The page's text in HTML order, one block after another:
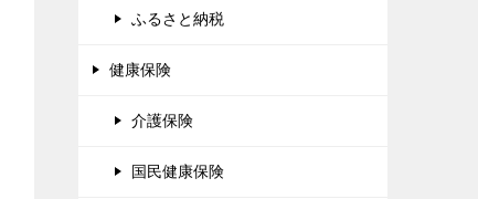
ふるさと納税
健康保険
介護保険
国民健康保険